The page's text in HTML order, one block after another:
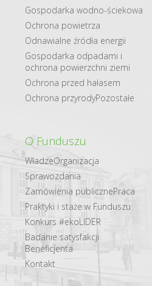
Gospodarka​ wodno​-ściekowa
Ochrona powietrza
Odnawialne​ źródła​ energii
Gospodarka odpadami i
ochrona powierzchni ziemi
Ochrona przed hałasem
Ochrona przyrodyPozostałe
O Funduszu
WładzeOrganizacja
Sprawozdania
Zamówienia publicznePraca
Praktyki i staże w Funduszu
Konkurs #ekoLIDER
Badanie satysfakcji
Beneficjenta
Kontakt